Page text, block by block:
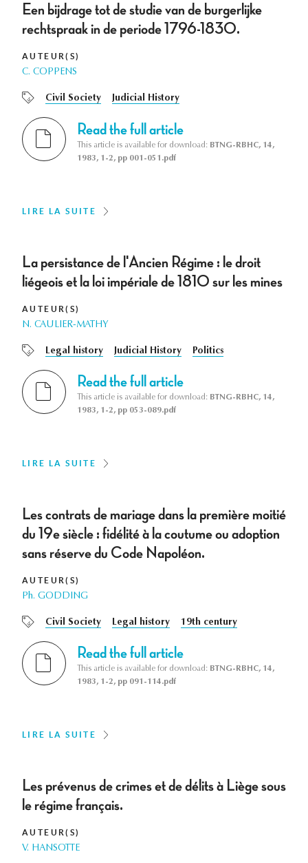
Een bijdrage tot de studie van de burgerlijke
rechtspraak in de periode 1796-1830.
AUTEUR(S)
C. COPPENS
Civil Society Judicial History
Read the full article
This article is available for download: BTNG-RBHC, 14,
1983, 1-2, pp 001-051.pdf
LIRE LA SUITE
La persistance de l'Ancien Régime : le droit
liégeois et la loi impériale de 1810 sur les mines
AUTEUR(S)
N. CAULIER-MATHY
Legal history Judicial History Politics
Read the full article
This article is available for download: BTNG-RBHC, 14,
1983, 1-2, pp 053-089.pdf
LIRE LA SUITE
Les contrats de mariage dans la première moitié
du 19e siècle : fidélité à la coutume ou adoption
sans réserve du Code Napoléon.
AUTEUR(S)
Ph. GODDING
Civil Society Legal history 19th century
Read the full article
This article is available for download: BTNG-RBHC, 14,
1983, 1-2, pp 091-114.pdf
LIRE LA SUITE
Les prévenus de crimes et de délits à Liège sous
le régime français.
AUTEUR(S)
V. HANSOTTE